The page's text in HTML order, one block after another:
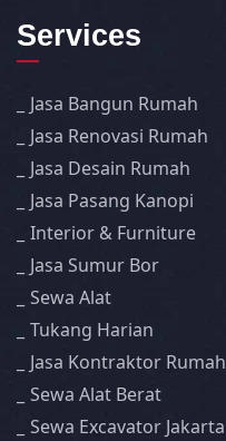
Services
Jasa Bangun Rumah
Jasa Renovasi Rumah
Jasa Desain Rumah
Jasa Pasang Kanopi
Interior & Furniture
Jasa Sumur Bor
Sewa Alat
Tukang Harian
Jasa Kontraktor Rumah
Sewa Alat Berat
Sewa Excavator Jakarta